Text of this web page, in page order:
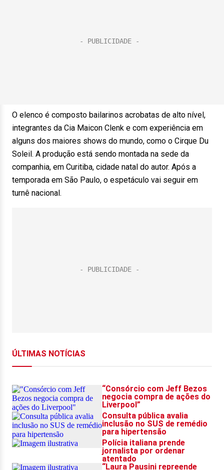
O elenco é composto bailarinos acrobatas de alto nível,
integrantes da Cia Maicon Clenk e com experiência em
alguns dos maiores shows do mundo, como o Cirque Du
Soleil. A produção está sendo montada na sede da
companhia, em Curitiba, cidade natal do autor. Após a
temporada em São Paulo, o espetáculo vai seguir em
turnê nacional.